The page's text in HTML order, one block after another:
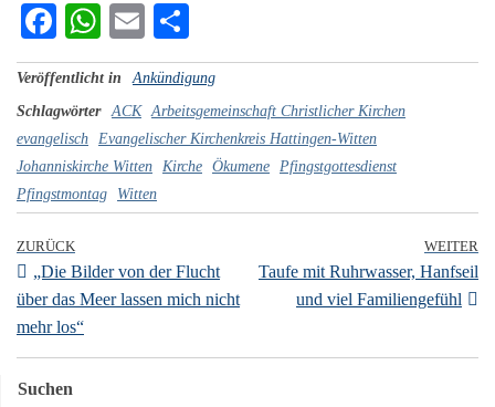
Fa
ce
bo
ok
W
ha
ts
A
pp
E
m
ail
ile
n
Veröffentlicht in
Ankündigung
Schlagwörter
ACK Arbeitsgemeinschaft Christlicher Kirchen
evangelisch Evangelischer Kirchenkreis Hattingen-Witten
Johanniskirche Witten Kirche Ökumene Pfingstgottesdienst
Pfingstmontag
Witten
ZURÜCK
„Die Bilder von der Flucht
über das Meer lassen mich nicht
mehr los“
WEITER
Taufe mit Ruhrwasser, Hanfseil
und viel Familiengefühl
Suchen